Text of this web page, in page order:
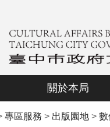
關於本局
專區服務 > 出版園地> 數